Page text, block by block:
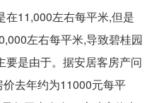
在11,000左右每平米,但是
左右每平米,导致碧桂园
要是由于。据安居客房产问
去年约为11000元每平